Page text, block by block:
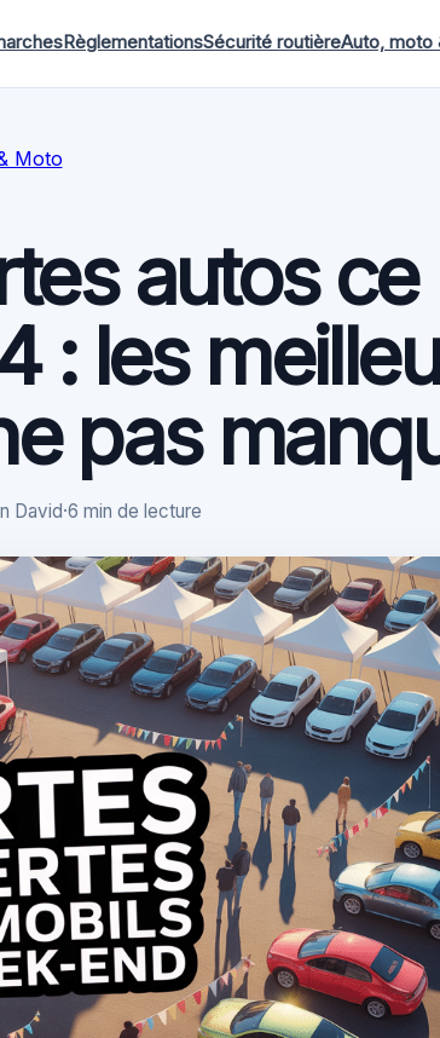
RèglementationsSécurité routièreAuto, moto
Moto
autos ce
: les
pas
David·6 min de lecture